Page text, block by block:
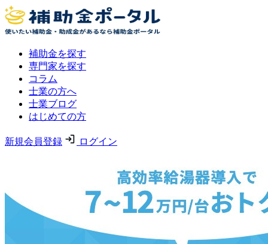
補助金を探す
専門家を探す
コラム
士業の方へ
士業ブログ
はじめての方
新規会員登録 ログイン